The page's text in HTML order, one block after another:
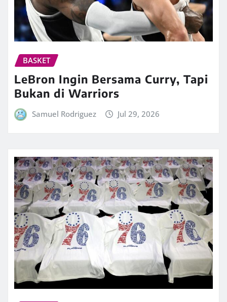
BASKET
LeBron Ingin Bersama Curry, Tapi
Bukan di Warriors
Samuel Rodriguez Jul 29, 2026